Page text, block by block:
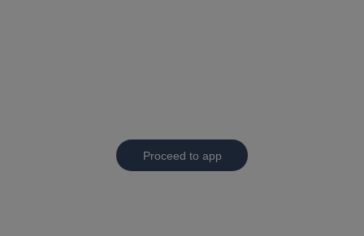
Proceed to app